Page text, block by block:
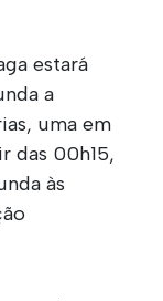
estará
a
uma em
das 00h15,
às